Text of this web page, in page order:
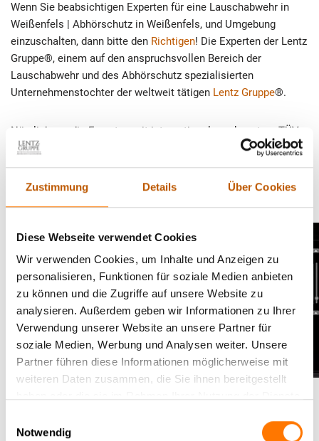
Zustimmung Details Über Cookies
Diese Webseite verwendet Cookies
Wir verwenden Cookies, um Inhalte und Anzeigen zu
personalisieren, Funktionen für soziale Medien anbieten
zu können und die Zugriffe auf unsere Website zu
analysieren. Außerdem geben wir Informationen zu Ihrer
Verwendung unserer Website an unsere Partner für
soziale Medien, Werbung und Analysen weiter. Unsere
Partner führen diese Informationen möglicherweise mit
weiteren Daten zusammen, die Sie ihnen bereitgestellt
Notwendig
Wenn Sie beabsichtigen Experten für eine Lauschabwehr in
Weißenfels | Abhörschutz in Weißenfels, und Umgebung
einzuschalten, dann bitte den Richtigen! Die Experten der Lentz
Gruppe®, einem auf den anspruchsvollen Bereich der
Lauschabwehr und des Abhörschutz spezialisierten
Unternehmenstochter der weltweit tätigen Lentz Gruppe®.
Nämlich nur die Experten mit international anerkanntem TÜV-
CERT® Qualitätsmanagement im Bereich Lauschabwehr |
Abhörschutz: Der technische Abschirmdienst der Lentz
Gruppe®.
sich moderne Abhörgeräte in Ihrem